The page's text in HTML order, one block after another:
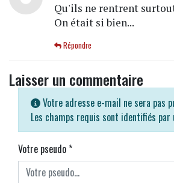
Qu'ils ne rentrent
On était si bien...
Répondre
Laisser un commentaire
Votre adresse e-mail ne sera pas
Les champs requis sont identifiés par
Votre pseudo*